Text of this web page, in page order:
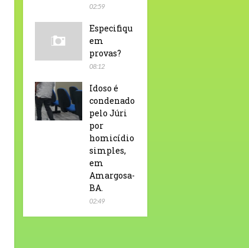
02:59
Especifiqu
em
provas?
08:12
Idoso é
condenado
pelo Júri
por
homicídio
simples,
em
Amargosa-
BA.
02:49